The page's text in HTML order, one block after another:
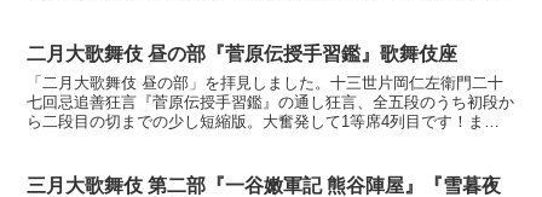
二月大歌舞伎 昼の部『菅原伝授手習鑑』歌舞伎座
「二月大歌舞伎 昼の部」を拝見しました。十三世片岡仁左衛門二十
七回忌追善狂言『菅原伝授手習鑑』の通し狂言、全五段のうち初段か
ら二段目の切までの少し短縮版。大奮発して1等席4列目です！まず
三月大歌舞伎 第二部『一谷嫩軍記 熊谷陣屋』『雪暮夜